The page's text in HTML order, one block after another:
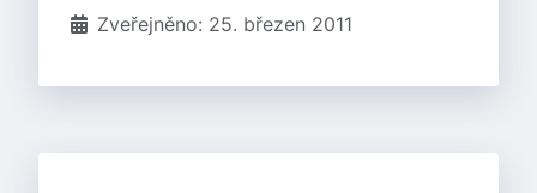
Zveřejněno: 25. březen 2011